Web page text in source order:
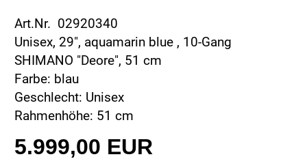
Art.Nr. 02920340
Unisex, 29", aquamarin blue , 10-Gang
SHIMANO "Deore", 51 cm
Farbe: blau
Geschlecht: Unisex
Rahmenhöhe: 51 cm
5.999,00 EUR